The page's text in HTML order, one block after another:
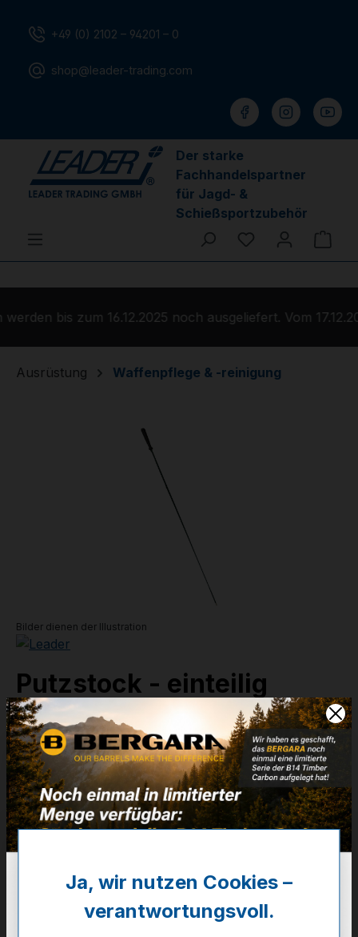
+49 (0) 2102 – 94201 – 0
shop@leader-trading.com
Der starke
Fachhandelspartner
für Jagd- &
Schießsportzubehör
Du hast 0
bis zum 16.12.2025 noch ausgeliefert. Vom
Ausrüstung Waffenpflege & -reinigung
Bildergalerie überspringen
Bilder dienen der Illustration
Putzstock - einteilig
Flinte
Artikelnummer:30-07010B
Weitere Informationen
✔Stahl/Kunststoff beschichtet
7,20 €
✔ Auf LagerJa, wir nutzen Cookies –
verantwortungsvoll.